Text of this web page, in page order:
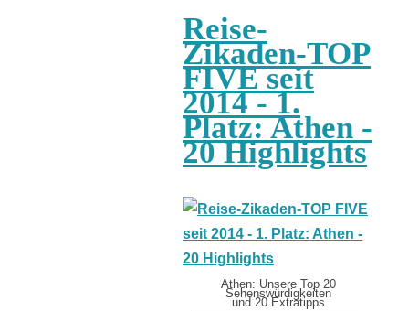
Reise-
Zikaden-TOP
FIVE seit
2014 - 1.
Platz: Athen -
20 Highlights
Athen: Unsere Top 20
Sehenswürdigkeiten
und 20 Extratipps